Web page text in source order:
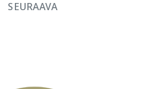
SEURAAVA